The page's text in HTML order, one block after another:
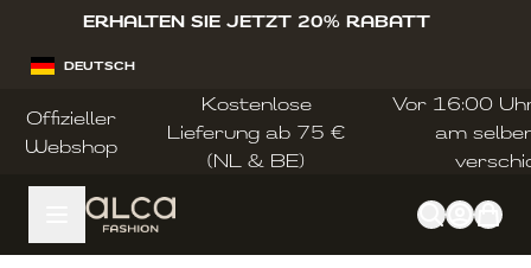
Zum Inhalt springen
ERHALTEN SIE JETZT 20% RABATT
Offizieller
Webshop
Kostenlose
Lieferung ab 75 €
(NL & BE)
Vor 16:00
am
DEUTSCH